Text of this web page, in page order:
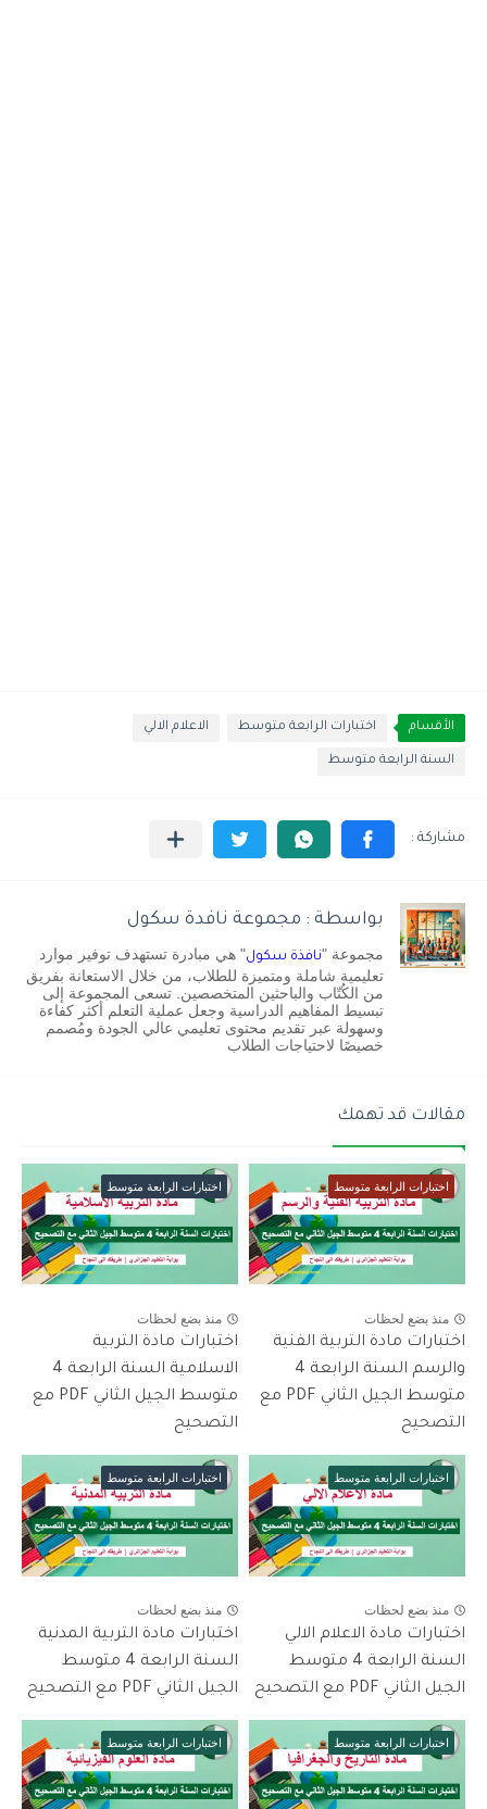
الأقسام اختبارات الرابعة متوسط الاعلام الالي
السنة الرابعة متوسط
بواسطة : مجموعة نافدة سكول
مجموعة "نافذة سكول" هي مبادرة تستهدف توفير موارد
تعليمية شاملة ومتميزة للطلاب، من خلال الاستعانة بفريق
من الكُتّاب والباحثين المتخصصين. تسعى المجموعة إلى
تبسيط المفاهيم الدراسية وجعل عملية التعلم أكثر كفاءة
وسهولة عبر تقديم محتوى تعليمي عالي الجودة ومُصمم
خصيصًا لاحتياجات الطلاب
مقالات قد تهمك
اختبارات الرابعة متوسط
منذ بضع لحظات
اختبارات مادة التربية الفنية
والرسم السنة الرابعة 4
متوسط الجيل الثاني PDF مع
التصحيح
اختبارات الرابعة متوسط
منذ بضع لحظات
اختبارات مادة التربية
الاسلامية السنة الرابعة 4
متوسط الجيل الثاني PDF مع
التصحيح
اختبارات الرابعة متوسط
منذ بضع لحظات
اختبارات مادة الاعلام الالي
السنة الرابعة 4 متوسط
الجيل الثاني PDF مع التصحيح
اختبارات الرابعة متوسط
منذ بضع لحظات
اختبارات مادة التربية المدنية
السنة الرابعة 4 متوسط
الجيل الثاني PDF مع التصحيح
اختبارات الرابعة متوسط اختبارات الرابعة متوسط